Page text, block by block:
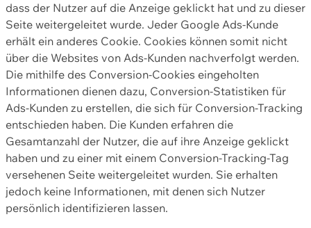
dass der Nutzer auf die Anzeige geklickt hat und zu dieser
Seite weitergeleitet wurde. Jeder Google Ads-Kunde
erhält ein anderes Cookie. Cookies können somit nicht
über die Websites von Ads-Kunden nachverfolgt werden.
Die mithilfe des Conversion-Cookies eingeholten
Informationen dienen dazu, Conversion-Statistiken für
Ads-Kunden zu erstellen, die sich für Conversion-Tracking
entschieden haben. Die Kunden erfahren die
Gesamtanzahl der Nutzer, die auf ihre Anzeige geklickt
haben und zu einer mit einem Conversion-Tracking-Tag
versehenen Seite weitergeleitet wurden. Sie erhalten
jedoch keine Informationen, mit denen sich Nutzer
persönlich identifizieren lassen.